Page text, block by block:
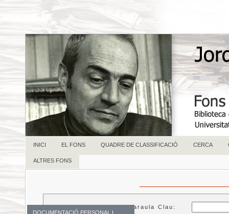
INICI EL FONS QUADRE DE CLASSIFICACIÓ CERCA
ALTRES FONS
DOCUMENTACIÓ PERSONAL I
Paraula Clau: